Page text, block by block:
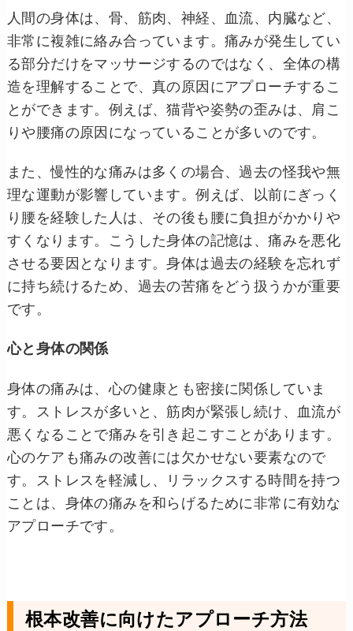
人間の身体は、骨、筋肉、神経、血流、内臓など、
非常に複雑に絡み合っています。痛みが発生してい
る部分だけをマッサージするのではなく、全体の構
造を理解することで、真の原因にアプローチするこ
とができます。例えば、猫背や姿勢の歪みは、肩こ
りや腰痛の原因になっていることが多いのです。
また、慢性的な痛みは多くの場合、過去の怪我や無
理な運動が影響しています。例えば、以前にぎっく
り腰を経験した人は、その後も腰に負担がかかりや
すくなります。こうした身体の記憶は、痛みを悪化
させる要因となります。身体は過去の経験を忘れず
に持ち続けるため、過去の苦痛をどう扱うかが重要
です。
心と身体の関係
身体の痛みは、心の健康とも密接に関係していま
す。ストレスが多いと、筋肉が緊張し続け、血流が
悪くなることで痛みを引き起こすことがあります。
心のケアも痛みの改善には欠かせない要素なので
す。ストレスを軽減し、リラックスする時間を持つ
ことは、身体の痛みを和らげるために非常に有効な
アプローチです。
根本改善に向けたアプローチ方法